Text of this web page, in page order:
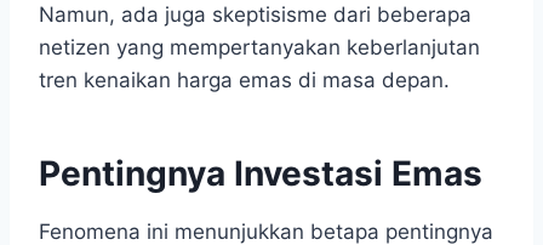
Namun, ada juga skeptisisme dari beberapa
netizen yang mempertanyakan keberlanjutan
tren kenaikan harga emas di masa depan.
Pentingnya Investasi Emas
Fenomena ini menunjukkan betapa pentingnya